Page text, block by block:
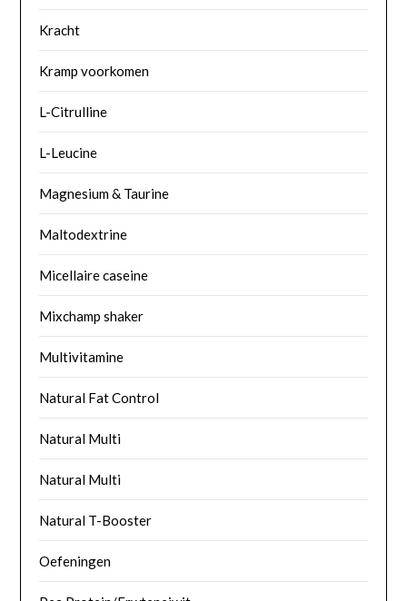
Kracht
Kramp voorkomen
L-Citrulline
L-Leucine
Magnesium & Taurine
Maltodextrine
Micellaire caseine
Mixchamp shaker
Multivitamine
Natural Fat Control
Natural Multi
Natural Multi
Natural T-Booster
Oefeningen